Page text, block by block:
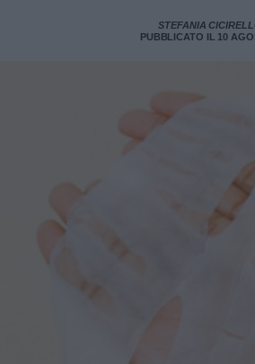
STEFANIA
PUBBLICATO IL 10